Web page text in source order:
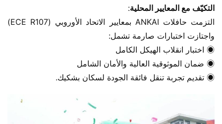
​التكيّف مع المعايير المحلية​​:
واجتازت اختبارات صارمة تشمل:
◉ اختبار انقلاب الهيكل الكامل
◉ ضمان الموثوقية العالية والأمان الشامل
◉ تقديم تجربة تنقل فائقة الجودة لسكان بشكيك.